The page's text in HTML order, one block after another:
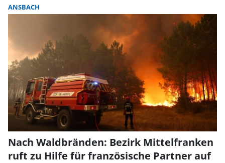
ANSBACH
Nach Waldbränden: Bezirk Mittelfranken
ruft zu Hilfe für französische Partner auf